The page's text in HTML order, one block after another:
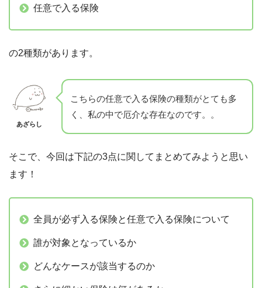
任意で入る保険
の2種類があります。
あざらし
こちらの任意で入る保険の種類がとても多
く、私の中で厄介な存在なのです。。
そこで、今回は下記の3点に関してまとめてみようと思い
ます！
全員が必ず入る保険と任意で入る保険について
誰が対象となっているか
どんなケースが該当するのか